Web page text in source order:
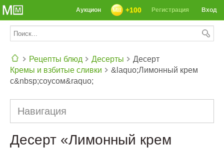
СЕГОДНЯ: 39142 РЕЦЕПТА
Вход
Регистрация
+100
Аукцион
Рецепты блюд
Десерты
Кремы и взбитые сливки
Десерт
&laquo;Лимонный крем
с&nbsp;соусом&raquo;
Навигация
Десерт «Лимонный крем